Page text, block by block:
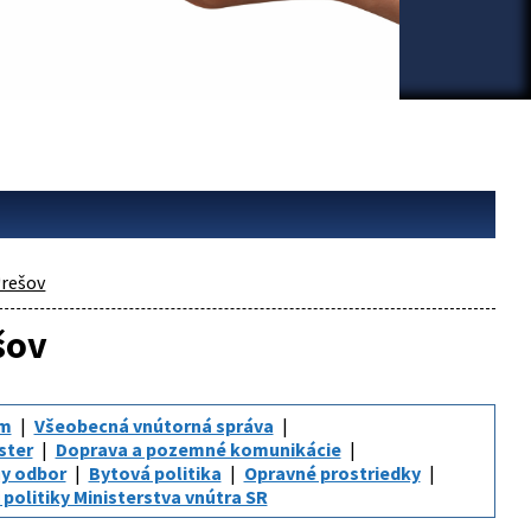
Všeobecná vnútorná správa
Doprava a pozemné komunikácie
odbor Bytová politika
Opravné prostriedky
Ministerstva vnútra SR